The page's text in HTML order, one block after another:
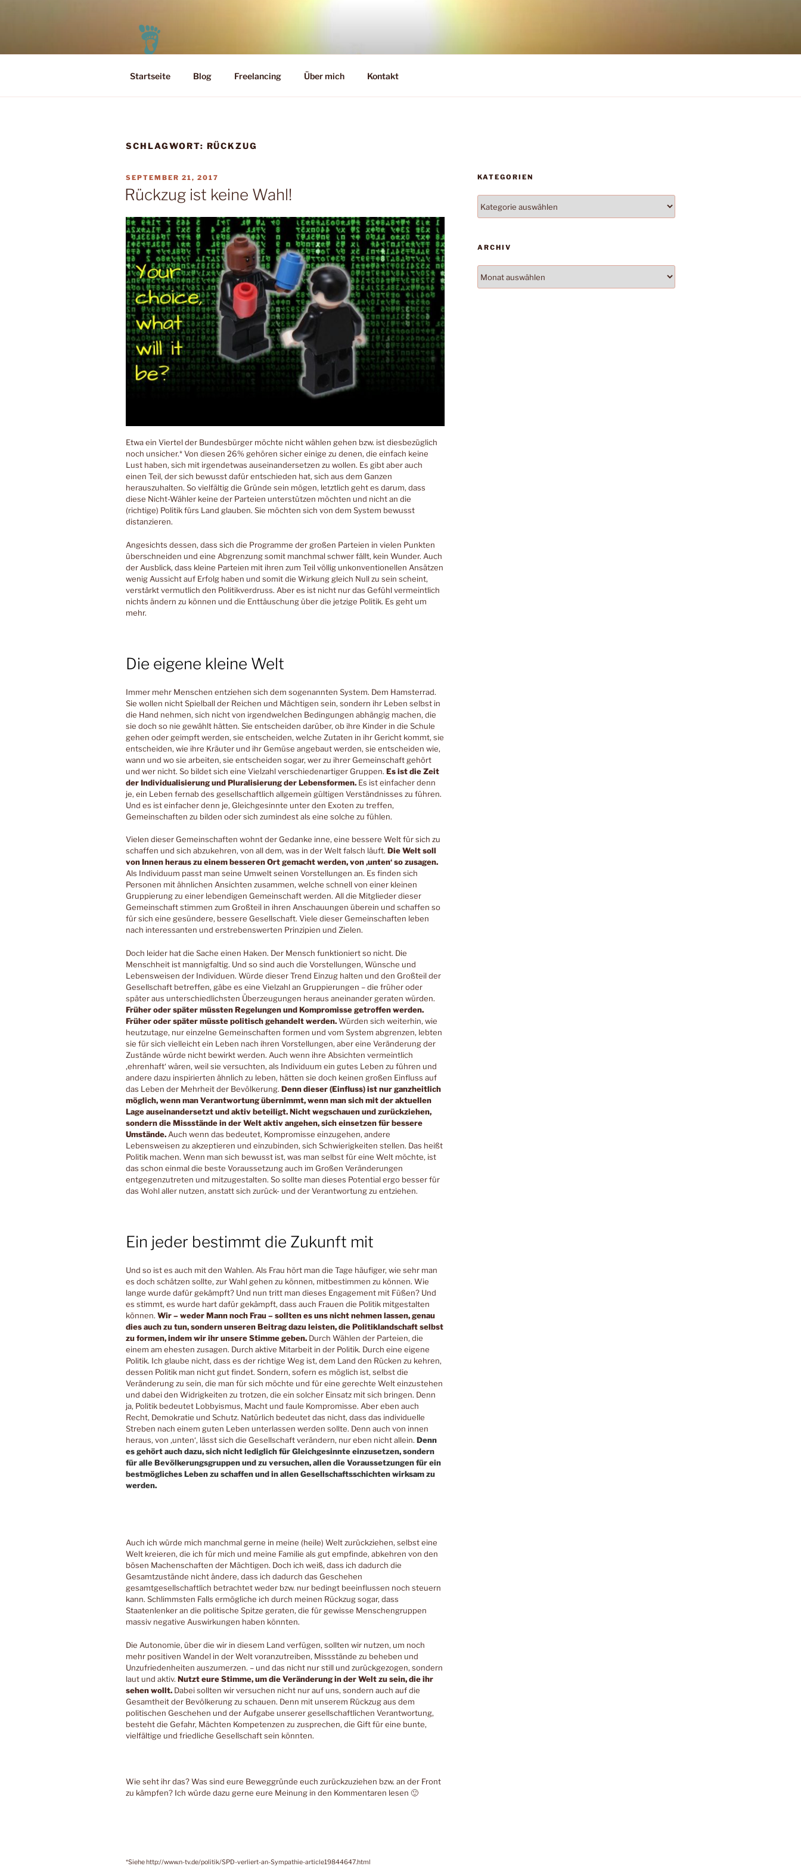
PELEO
Leben für Heute und Morgen
Startseite Blog Freelancing Über mich Kontakt
SCHLAGWORT: RÜCKZUG
VERÖFFENTLICHT
AM
SEPTEMBER 21, 2017
Rückzug ist keine Wahl!
Etwa ein Viertel der Bundesbürger möchte nicht wählen gehen bzw. ist diesbezüglich
noch unsicher.* Von diesen 26% gehören sicher einige zu denen, die einfach keine
Lust haben, sich mit irgendetwas auseinandersetzen zu wollen. Es gibt aber auch
einen Teil, der sich bewusst dafür entschieden hat, sich aus dem Ganzen
herauszuhalten. So vielfältig die Gründe sein mögen, letztlich geht es darum, dass
diese Nicht-Wähler keine der Parteien unterstützen möchten und nicht an die
(richtige) Politik fürs Land glauben. Sie möchten sich von dem System bewusst
distanzieren.
Angesichts dessen, dass sich die Programme der großen Parteien in vielen Punkten
überschneiden und eine Abgrenzung somit manchmal schwer fällt, kein Wunder. Auch
der Ausblick, dass kleine Parteien mit ihren zum Teil völlig unkonventionellen Ansätzen
wenig Aussicht auf Erfolg haben und somit die Wirkung gleich Null zu sein scheint,
verstärkt vermutlich den Politikverdruss. Aber es ist nicht nur das Gefühl vermeintlich
nichts ändern zu können und die Enttäuschung über die jetzige Politik. Es geht um
mehr.
Die eigene kleine Welt
Immer mehr Menschen entziehen sich dem sogenannten System. Dem Hamsterrad.
Sie wollen nicht Spielball der Reichen und Mächtigen sein, sondern ihr Leben selbst in
die Hand nehmen, sich nicht von irgendwelchen Bedingungen abhängig machen, die
sie doch so nie gewählt hätten. Sie entscheiden darüber, ob ihre Kinder in die Schule
gehen oder geimpft werden, sie entscheiden, welche Zutaten in ihr Gericht kommt, sie
entscheiden, wie ihre Kräuter und ihr Gemüse angebaut werden, sie entscheiden wie,
wann und wo sie arbeiten, sie entscheiden sogar, wer zu ihrer Gemeinschaft gehört
und wer nicht. So bildet sich eine Vielzahl verschiedenartiger Gruppen. Es ist die Zeit
der Individualisierung und Pluralisierung der Lebensformen. Es ist einfacher denn
je, ein Leben fernab des gesellschaftlich allgemein gültigen Verständnisses zu führen.
Und es ist einfacher denn je, Gleichgesinnte unter den Exoten zu treffen,
Gemeinschaften zu bilden oder sich zumindest als eine solche zu fühlen.
Vielen dieser Gemeinschaften wohnt der Gedanke inne, eine bessere Welt für sich zu
schaffen und sich abzukehren, von all dem, was in der Welt falsch läuft. Die Welt soll
von Innen heraus zu einem besseren Ort gemacht werden, von ‚unten‘ so zusagen.
Als Individuum passt man seine Umwelt seinen Vorstellungen an. Es finden sich
Personen mit ähnlichen Ansichten zusammen, welche schnell von einer kleinen
Gruppierung zu einer lebendigen Gemeinschaft werden. All die Mitglieder dieser
Gemeinschaft stimmen zum Großteil in ihren Anschauungen überein und schaffen so
für sich eine gesündere, bessere Gesellschaft. Viele dieser Gemeinschaften leben
nach interessanten und erstrebenswerten Prinzipien und Zielen.
Doch leider hat die Sache einen Haken. Der Mensch funktioniert so nicht. Die
Menschheit ist mannigfaltig. Und so sind auch die Vorstellungen, Wünsche und
Lebensweisen der Individuen. Würde dieser Trend Einzug halten und den Großteil der
Gesellschaft betreffen, gäbe es eine Vielzahl an Gruppierungen – die früher oder
später aus unterschiedlichsten Überzeugungen heraus aneinander geraten würden.
Früher oder später müssten Regelungen und Kompromisse getroffen werden.
Früher oder später müsste politisch gehandelt werden.Würden sich weiterhin, wie
heutzutage, nur einzelne Gemeinschaften formen und vom System abgrenzen, lebten
sie für sich vielleicht ein Leben nach ihren Vorstellungen, aber eine Veränderung der
Zustände würde nicht bewirkt werden. Auch wenn ihre Absichten vermeintlich
‚ehrenhaft‘ wären, weil sie versuchten, als Individuum ein gutes Leben zu führen und
andere dazu inspirierten ähnlich zu leben, hätten sie doch keinen großen Einfluss auf
das Leben der Mehrheit der Bevölkerung. Denn dieser (Einfluss) ist nur ganzheitlich
möglich, wenn man Verantwortung übernimmt, wenn man sich mit der aktuellen
Lage auseinandersetzt und aktiv beteiligt. Nicht wegschauen und zurückziehen,
sondern die Missstände in der Welt aktiv angehen, sich einsetzen für bessere
Umstände. Auch wenn das bedeutet, Kompromisse einzugehen, andere
Lebensweisen zu akzeptieren und einzubinden, sich Schwierigkeiten stellen. Das heißt
Politik machen. Wenn man sich bewusst ist, was man selbst für eine Welt möchte, ist
das schon einmal die beste Voraussetzung auch im Großen Veränderungen
entgegenzutreten und mitzugestalten. So sollte man dieses Potential ergo besser für
das Wohl aller nutzen, anstatt sich zurück- und der Verantwortung zu entziehen.
Ein jeder bestimmt die Zukunft mit
Und so ist es auch mit den Wahlen. Als Frau hört man die Tage häufiger, wie sehr man
es doch schätzen sollte, zur Wahl gehen zu können, mitbestimmen zu können. Wie
lange wurde dafür gekämpft? Und nun tritt man dieses Engagement mit Füßen? Und
es stimmt, es wurde hart dafür gekämpft, dass auch Frauen die Politik mitgestalten
können. Wir – weder Mann noch Frau – sollten es uns nicht nehmen lassen, genau
dies auch zu tun, sondern unseren Beitrag dazu leisten, die Politiklandschaft selbst
zu formen, indem wir ihr unsere Stimme geben. Durch Wählen der Parteien, die
einem am ehesten zusagen. Durch aktive Mitarbeit in der Politik. Durch eine eigene
Politik. Ich glaube nicht, dass es der richtige Weg ist, dem Land den Rücken zu kehren,
dessen Politik man nicht gut findet. Sondern, sofern es möglich ist, selbst die
Veränderung zu sein, die man für sich möchte und für eine gerechte Welt einzustehen
und dabei den Widrigkeiten zu trotzen, die ein solcher Einsatz mit sich bringen. Denn
ja, Politik bedeutet Lobbyismus, Macht und faule Kompromisse. Aber eben auch
Recht, Demokratie und Schutz. Natürlich bedeutet das nicht, dass das individuelle
Streben nach einem guten Leben unterlassen werden sollte. Denn auch von innen
heraus, von ‚unten‘, lässt sich die Gesellschaft verändern, nur eben nicht allein. Denn
es gehört auch dazu, sich nicht lediglich für Gleichgesinnte einzusetzen, sondern
für alle Bevölkerungsgruppen und zu versuchen, allen die Voraussetzungen für ein
bestmögliches Leben zu schaffen und in allen Gesellschaftsschichten wirksam zu
werden.
Auch ich würde mich manchmal gerne in meine (heile) Welt zurückziehen, selbst eine
Welt kreieren, die ich für mich und meine Familie als gut empfinde, abkehren von den
bösen Machenschaften der Mächtigen. Doch ich weiß, dass ich dadurch die
Gesamtzustände nicht ändere, dass ich dadurch das Geschehen
gesamtgesellschaftlich betrachtet weder bzw. nur bedingt beeinflussen noch steuern
kann. Schlimmsten Falls ermögliche ich durch meinen Rückzug sogar, dass
Staatenlenker an die politische Spitze geraten, die für gewisse Menschengruppen
massiv negative Auswirkungen haben könnten.
Die Autonomie, über die wir in diesem Land verfügen, sollten wir nutzen, um noch
mehr positiven Wandel in der Welt voranzutreiben, Missstände zu beheben und
Unzufriedenheiten auszumerzen. – und das nicht nur still und zurückgezogen, sondern
laut und aktiv. Nutzt eure Stimme, um die Veränderung in der Welt zu sein, die ihr
sehen wollt. Dabei sollten wir versuchen nicht nur auf uns, sondern auch auf die
Gesamtheit der Bevölkerung zu schauen. Denn mit unserem Rückzug aus dem
politischen Geschehen und der Aufgabe unserer gesellschaftlichen Verantwortung,
besteht die Gefahr, Mächten Kompetenzen zu zusprechen, die Gift für eine bunte,
vielfältige und friedliche Gesellschaft sein könnten.
Wie seht ihr das? Was sind eure Beweggründe euch zurückzuziehen bzw. an der Front
zu kämpfen? Ich würde dazu gerne eure Meinung in den Kommentaren lesen 🙂
*Siehe http://www.n-tv.de/politik/SPD-verliert-an-Sympathie-article19844647.html
KATEGORIEN
ARCHIV